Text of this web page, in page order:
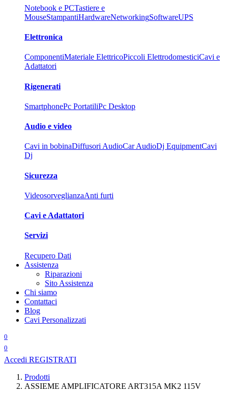
Notebook e PCTastiere e
MouseStampantiHardwareNetworkingSoftwareUPS
Elettronica
ComponentiMateriale ElettricoPiccoli ElettrodomesticiCavi e
Adattatori
Rigenerati
SmartphonePc PortatiliPc Desktop
Audio e video
Cavi in bobinaDiffusori AudioCar AudioDj EquipmentCavi
Dj
Sicurezza
VideosorveglianzaAnti furti
Cavi e Adattatori
Servizi
Recupero Dati
Assistenza
Riparazioni
Sito Assistenza
Chi siamo
Contattaci
Blog
Cavi Personalizzati
0
0
Accedi REGISTRATI
Prodotti
ASSIEME AMPLIFICATORE ART315A MK2 115V